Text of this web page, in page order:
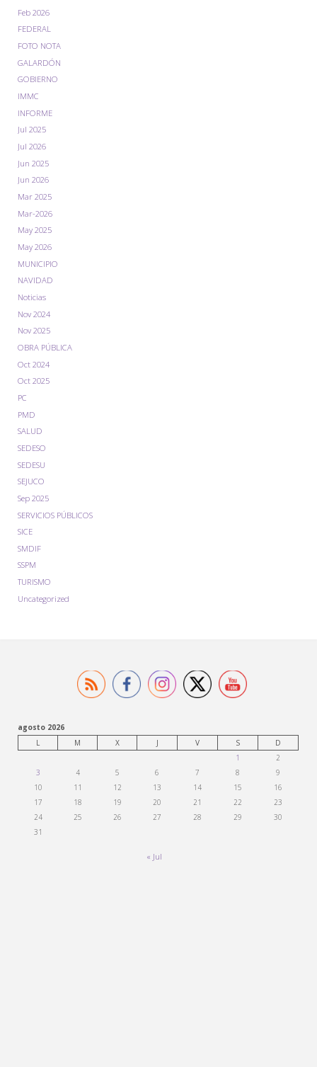
Feb 2026
FEDERAL
FOTO NOTA
GALARDÓN
GOBIERNO
IMMC
INFORME
Jul 2025
Jul 2026
Jun 2025
Jun 2026
Mar 2025
Mar-2026
May 2025
May 2026
MUNICIPIO
NAVIDAD
Noticias
Nov 2024
Nov 2025
OBRA PÚBLICA
Oct 2024
Oct 2025
PC
PMD
SALUD
SEDESO
SEDESU
SEJUCO
Sep 2025
SERVICIOS PÚBLICOS
SICE
SMDIF
SSPM
TURISMO
Uncategorized
agosto 2026
L
M X J V S
D
1
2
3
4 5 6 7 8
9
10
11 12 13 14 15
16
17
18 19 20 21 22
23
24
25 26 27 28 29
30
31
« Jul